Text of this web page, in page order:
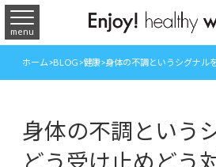
menu
ホーム>BLOG>健康>身体の不調というシグナル
身体の不調という